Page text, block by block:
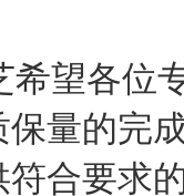
希望各位
保量的完
符合要求